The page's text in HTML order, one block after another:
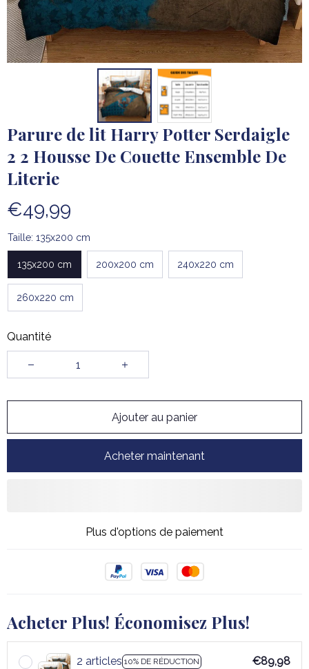
Parure de lit Harry Potter Serdaigle
2 2 Housse De Couette Ensemble De
Literie
€49,99
Taille: 135x200 cm
135x200 cm 200x200 cm 240x220 cm
260x220 cm
Quantité
Ajouter au panier
Acheter maintenant
Plus d'options de paiement
Acheter Plus! Économisez Plus!
2 articles 10% DE RÉDUCTION
€89,98